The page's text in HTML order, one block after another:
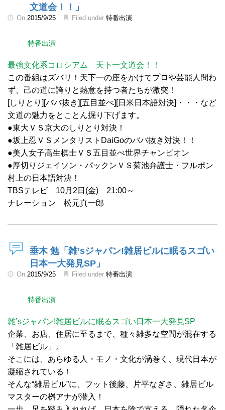
文道会！！」
On 2015/9/25 Filed under 特番出演
特番出演
最強文化系コロシアム 天下一文道会！！
この番組はズバリ！天下一の座をかけてプロや芸能人問わ
ず、己の道に誇りと熱意を持つ者たちが激突！
[しりとり][ババ抜き][五目並べ][日米日本語対決]・・・など
文道の魅力をとことん掘り下げます。
●東大ＶＳ京大のしりとり対決！
●坂上忍ＶＳメンタリストDaiGoのババ抜き対決！！
●美人女子高生棋士ＶＳ五目並べ世界チャンピオン
●厚切りジェイソン・パックンＶＳ菊池弁護士・フルポン
村上の日本語対決！
TBSテレビ 10月2日(金) 21:00～
ナレーション 松元真一郎
垂木 勉「雑’sジャパン!雑居ビルに眠るスゴい
日本一大発見SP」
On 2015/9/25 Filed under 特番出演
特番出演
雑’sジャパン!雑居ビルに眠るスゴい日本一大発見SP
企業、お店、住居に至るまで、種々雑多な空間が混在する
「雑居ビル」。
そこには、あらゆる人・モノ・文化が渦巻く、現代日本が
凝縮されている！
そんな“雑居ビル”に、フット後藤、片平なぎさ、雑居ビル
マスターの桝アナが潜入！